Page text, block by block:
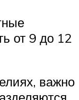
от 9 до 12
важно